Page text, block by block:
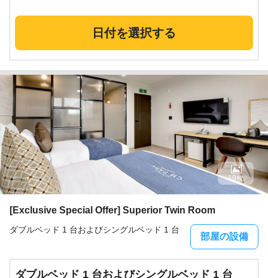
日付を選択する
[Exclusive Special Offer] Superior Twin Room
ダブルベッド 1 台およびシングルベッド 1 台
部屋の設備
19枚
ダブルベッド 1 台およびシングルベッド 1 台